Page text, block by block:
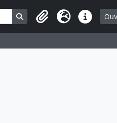
Search in browse page
Presse-papier
LangueLiens